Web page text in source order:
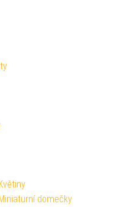
domečky